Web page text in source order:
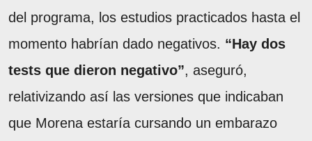
del programa, los estudios practicados hasta el
momento habrían dado negativos. “Hay dos
tests que dieron negativo”, aseguró,
relativizando así las versiones que indicaban
que Morena estaría cursando un embarazo